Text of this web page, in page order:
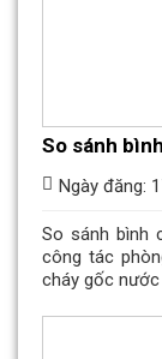
So sánh
Ngày đăng:
So sánh bình
công tác
cháy gốc nước